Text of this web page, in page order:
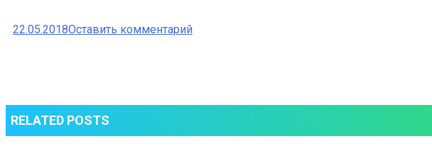
22.05.2018Оставить комментарийк
RELATED POSTS